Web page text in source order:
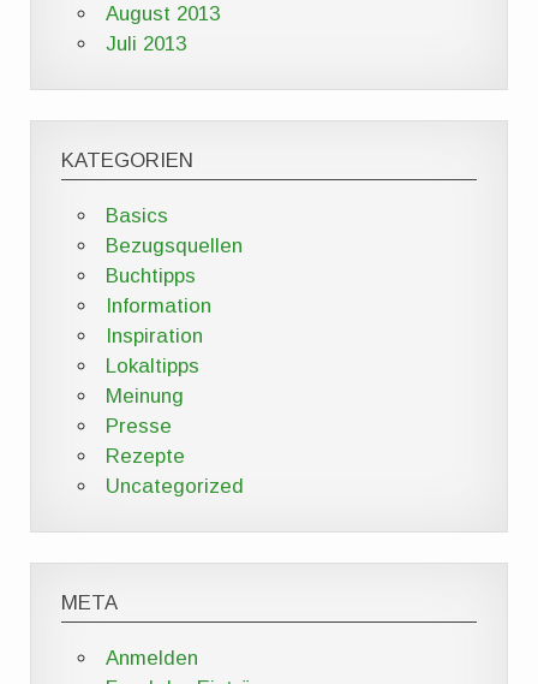
August 2013
Juli 2013
KATEGORIEN
Basics
Bezugsquellen
Buchtipps
Information
Inspiration
Lokaltipps
Meinung
Presse
Rezepte
Uncategorized
META
Anmelden